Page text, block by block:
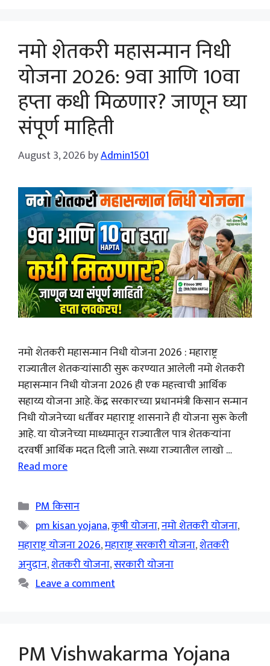
नमो शेतकरी महासन्मान निधी
योजना 2026: 9वा आणि 10वा
हप्ता कधी मिळणार? जाणून घ्या
संपूर्ण माहिती
August 3, 2026 byAdmin1501
नमो शेतकरी महासन्मान निधी योजना 2026 : महाराष्ट्र
राज्यातील शेतकऱ्यांसाठी सुरू करण्यात आलेली नमो शेतकरी
महासन्मान निधी योजना 2026 ही एक महत्त्वाची आर्थिक
सहाय्य योजना आहे. केंद्र सरकारच्या प्रधानमंत्री किसान सन्मान
निधी योजनेच्या धर्तीवर महाराष्ट्र शासनाने ही योजना सुरू केली
आहे. या योजनेच्या माध्यमातून राज्यातील पात्र शेतकऱ्यांना
दरवर्षी आर्थिक मदत दिली जाते. सध्या राज्यातील लाखो …
Read more
Categories
PM किसान
Tags
pm kisan yojana,कृषी योजना,नमो शेतकरी योजना,
महाराष्ट्र योजना 2026,महाराष्ट्र सरकारी योजना,शेतकरी
अनुदान,शेतकरी योजना,सरकारी योजना
Leave a comment
PM Vishwakarma Yojana